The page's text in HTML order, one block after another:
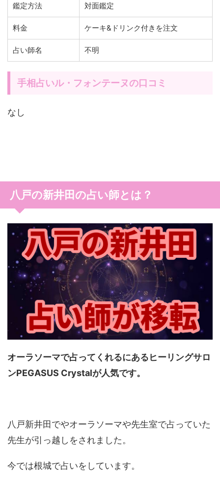
鑑定方法 対面鑑定
料金 ケーキ&ドリンク付きを注文
占い師名 不明
手相占いル・フォンテーヌの口コミ
なし
八戸の新井田の占い師とは？
オーラソーマで占ってくれるにあるヒーリングサロ
ンPEGASUS Crystalが人気です。
八戸新井田でやオーラソーマや先生室で占っていた
先生が引っ越しをされました。
今では根城で占いをしています。